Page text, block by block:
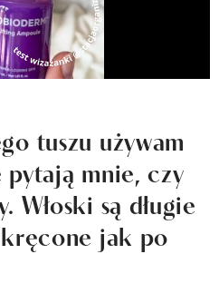
tuszu używam
mnie, czy
Włoski są długie
jak po